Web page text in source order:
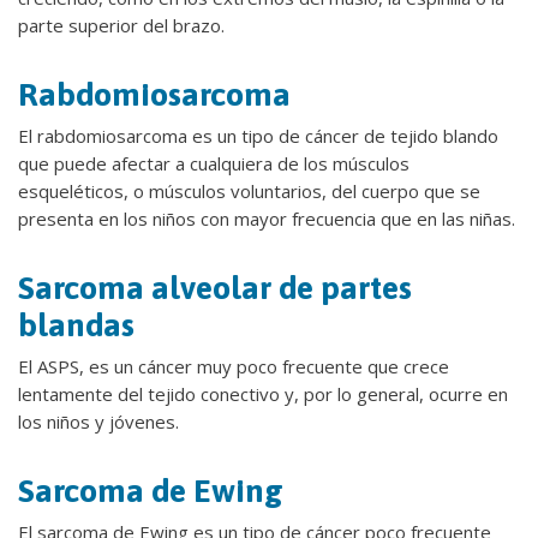
parte superior del brazo.
Rabdomiosarcoma
El rabdomiosarcoma es un tipo de cáncer de tejido blando
que puede afectar a cualquiera de los músculos
esqueléticos, o músculos voluntarios, del cuerpo que se
presenta en los niños con mayor frecuencia que en las niñas.
Sarcoma alveolar de partes
blandas
El ASPS, es un cáncer muy poco frecuente que crece
lentamente del tejido conectivo y, por lo general, ocurre en
los niños y jóvenes.
Sarcoma de Ewing
El sarcoma de Ewing es un tipo de cáncer poco frecuente